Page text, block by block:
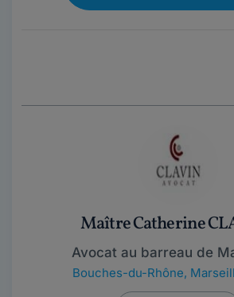
Maître Catherine
Avocat au barreau de
Bouches-du-Rhône,